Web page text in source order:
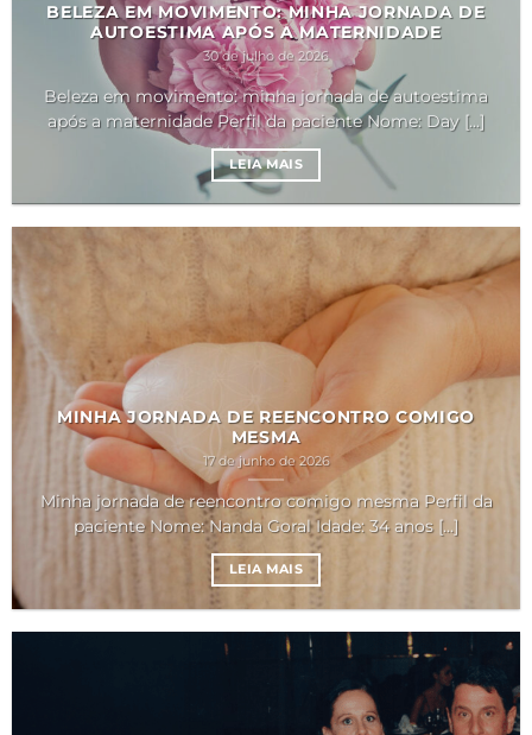
BELEZA EM MOVIMENTO: MINHA JORNADA DE
AUTOESTIMA APÓS A MATERNIDADE
30 de julho de 2026
Beleza em movimento: minha jornada de autoestima
após a maternidade Perfil da paciente Nome: Day [...]
LEIA MAIS
MINHA JORNADA DE REENCONTRO COMIGO
MESMA
17 de junho de 2026
Minha jornada de reencontro comigo mesma Perfil da
paciente Nome: Nanda Goral Idade: 34 anos [...]
LEIA MAIS